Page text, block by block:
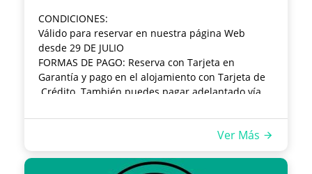
CONDICIONES:
Válido para reservar en nuestra página Web
desde 29 DE JULIO
FORMAS DE PAGO: Reserva con Tarjeta en
Garantía y pago en el alojamiento con Tarjeta de
Crédito. También puedes pagar adelantado vía
Ver Más